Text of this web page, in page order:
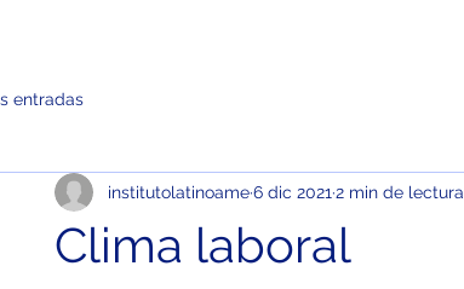
entradas
Clima laboral
institutolatinoame6 dic 2021 2 min de lectura